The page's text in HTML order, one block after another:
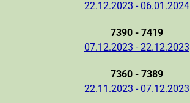
22.12.2023 - 06.01.2024
7390 - 7419
07.12.2023 - 22.12.2023
7360 - 7389
22.11.2023 - 07.12.2023